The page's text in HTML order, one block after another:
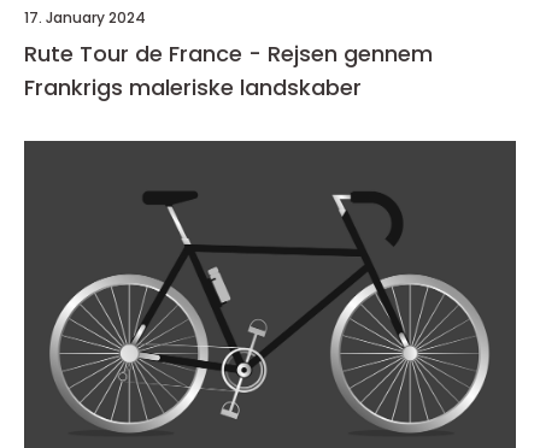
17. January 2024
Rute Tour de France - Rejsen gennem
Frankrigs maleriske landskaber